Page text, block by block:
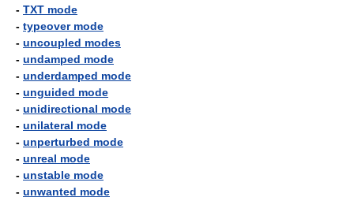
- TXT mode
- typeover mode
- uncoupled modes
- undamped mode
- underdamped mode
- unguided mode
- unidirectional mode
- unilateral mode
- unperturbed mode
- unreal mode
- unstable mode
- unwanted mode